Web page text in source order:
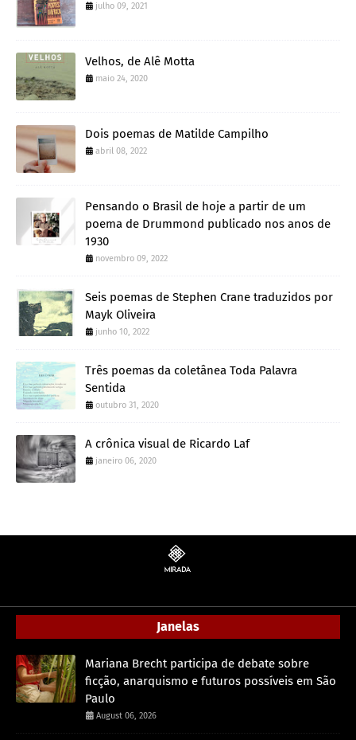
julho 09, 2021
Velhos, de Alê Motta
maio 24, 2020
Dois poemas de Matilde Campilho
abril 08, 2022
Pensando o Brasil de hoje a partir de um
poema de Drummond publicado nos anos de
1930
novembro 09, 2022
Seis poemas de Stephen Crane traduzidos por
Mayk Oliveira
junho 10, 2022
Três poemas da coletânea Toda Palavra
Sentida
outubro 31, 2020
A crônica visual de Ricardo Laf
janeiro 06, 2020
Janelas
Mariana Brecht participa de debate sobre
ficção, anarquismo e futuros possíveis em São
Paulo
August 06, 2026